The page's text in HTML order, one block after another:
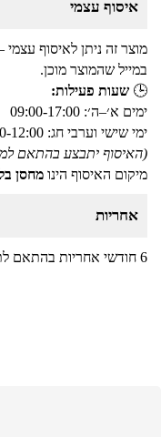
איסוף עצמי
מוצר זה ניתן לאיסוף עצמי
במייל שהמוצר מוכן.
🕒 שעות פעילות:
ימים א׳–ה׳: 09:00-17:00
ימי שישי וערבי חג: 09:00-12:00
(האיסוף יתבצע בהתאם
מיקום האיסוף הינו מחסן
אחריות
6 חודשי אחריות בהתאם לתנאי אחריות ע"י ארטוס היבואן הרשמי